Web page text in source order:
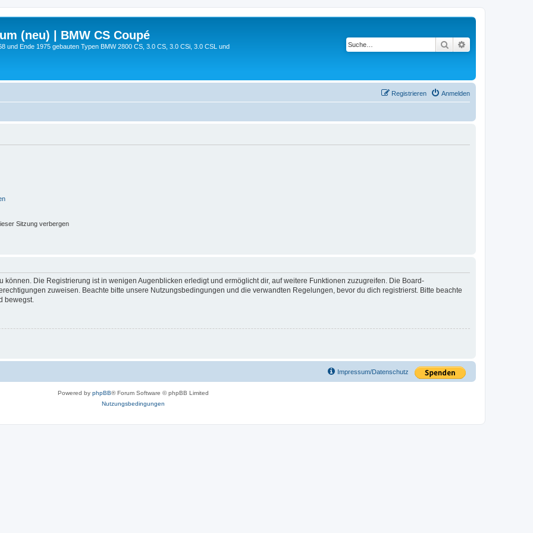
(neu) | BMW CS Coupé
und Ende 1975 gebauten Typen BMW 2800 CS, 3.0 CS, 3.0 CSi, 3.0 CSL und Suche
Anmelden
Registrieren
Sitzung verbergen
können. Die Registrierung ist in wenigen Augenblicken erledigt und ermöglicht dir, auf weitere Funktionen zuzugreifen. Die Board-
zuweisen. Beachte bitte unsere Nutzungsbedingungen und die verwandten Regelungen, bevor du dich registrierst. Bitte beachte
bewegst.
Impressum/Datenschutz
Powered by phpBB® Forum Software © phpBB Limited
Nutzungsbedingungen